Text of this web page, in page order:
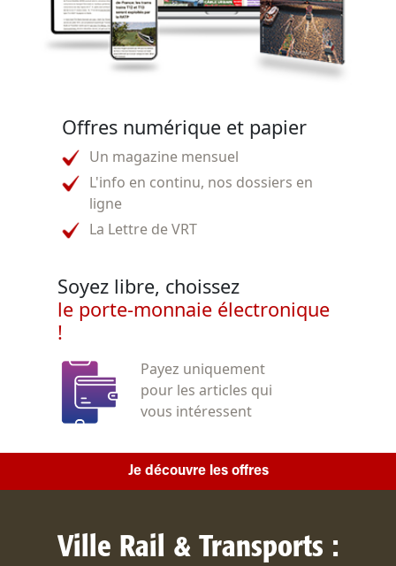
Offres numérique et papier
Un magazine mensuel
L'info en continu, nos dossiers en
ligne
La Lettre de VRT
Soyez libre, choissez
le porte-monnaie électronique
!
Payez uniquement
pour les articles qui
vous intéressent
Je découvre les offres
Ville Rail & Transports :